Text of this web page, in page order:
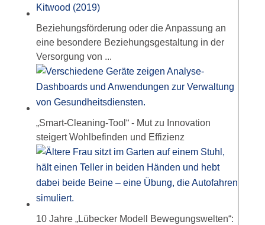
Beziehungsförderung oder die Anpassung an
eine besondere Beziehungsgestaltung in der
Versorgung von ...
„Smart-Cleaning-Tool“ - Mut zu Innovation
steigert Wohlbefinden und Effizienz
10 Jahre „Lübecker Modell Bewegungswelten“: